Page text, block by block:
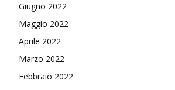
Giugno 2022
Maggio 2022
Aprile 2022
Marzo 2022
Febbraio 2022